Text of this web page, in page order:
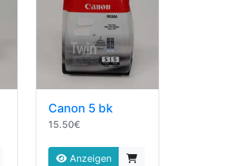
Canon 5 bk
15.50€
Anzeigen